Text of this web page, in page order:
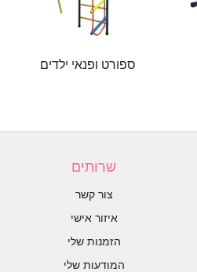
ספורט ופנאי ילדים
שרותים
צור קשר
איזור אישי
הזמנות שלי
המודעות שלי